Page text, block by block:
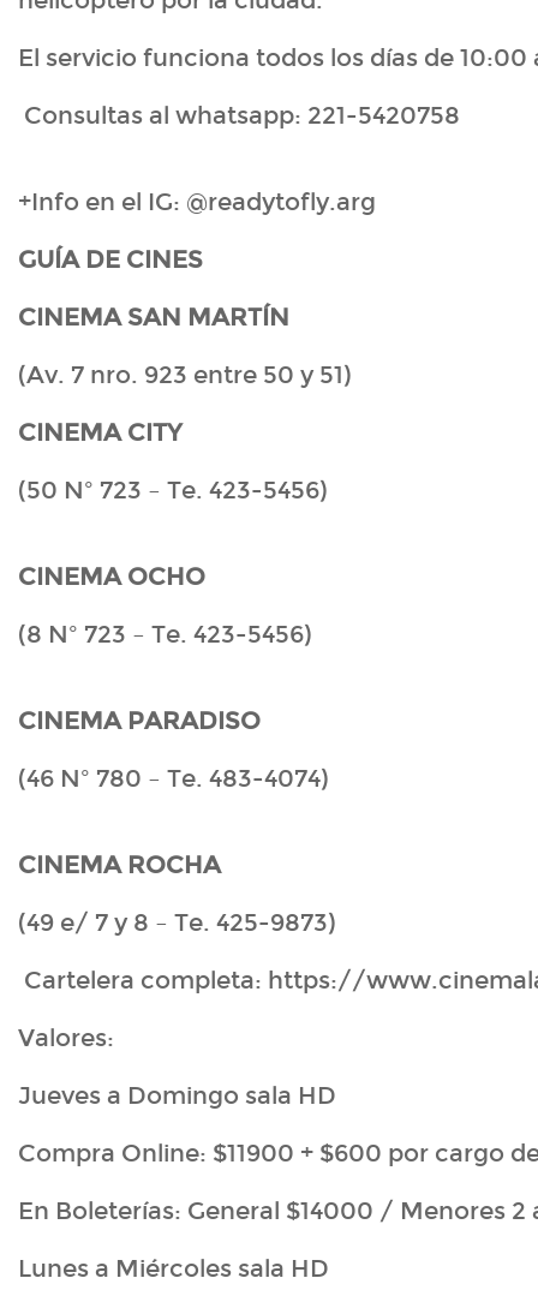
El servicio funciona todos los días de 10:00
Consultas al whatsapp: 221-5420758
+Info en el IG: @readytofly.arg
GUÍA DE CINES
CINEMA SAN MARTÍN
(Av. 7 nro. 923 entre 50 y 51)
CINEMA CITY
(50 Nº 723 – Te. 423-5456)
CINEMA OCHO
(8 Nº 723 – Te. 423-5456)
CINEMA PARADISO
(46 Nº 780 – Te. 483-4074)
CINEMA ROCHA
(49 e/ 7 y 8 – Te. 425-9873)
Cartelera completa: https://
Valores:
Jueves a Domingo sala HD
Compra Online: $11900 + $600 por cargo
En Boleterías: General $14000 / Menores 2
Lunes a Miércoles sala HD